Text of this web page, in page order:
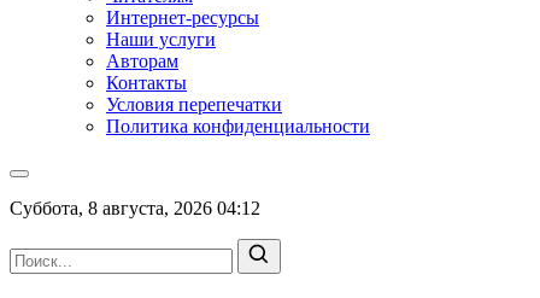
Интернет-ресурсы
Наши услуги
Авторам
Контакты
Условия перепечатки
Политика конфиденциальности
Суббота, 8 августа, 2026 04:12